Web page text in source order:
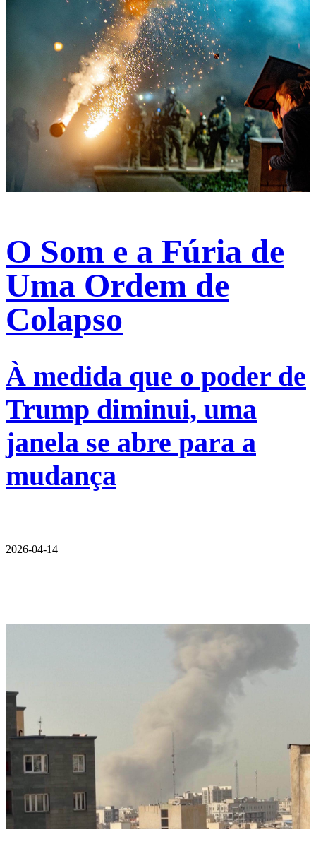
O Som e a Fúria de
Uma Ordem de
Colapso
À medida que o poder de
Trump diminui, uma
janela se abre para a
mudança
2026-04-14